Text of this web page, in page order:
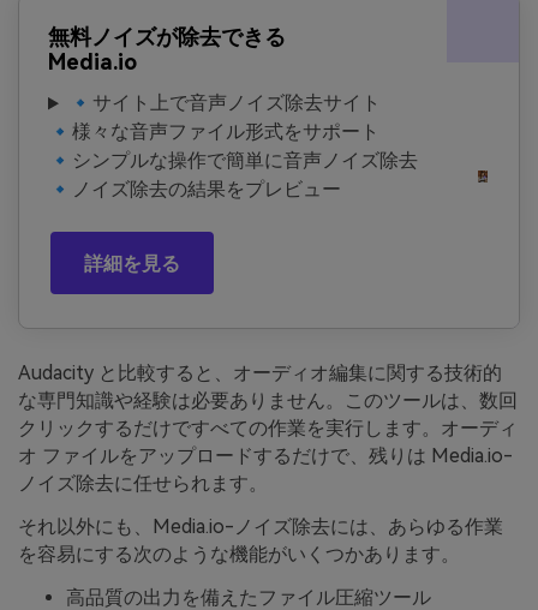
無料ノイズが除去できる
Media.io
🔹サイト上で音声ノイズ除去サイト
🔹様々な音声ファイル形式をサポート
🔹シンプルな操作で簡単に音声ノイズ除去
🔹ノイズ除去の結果をプレビュー
詳細を見る
Audacity と比較すると、オーディオ編集に関する技術的
な専門知識や経験は必要ありません。このツールは、数回
クリックするだけですべての作業を実行します。オーディ
オ ファイルをアップロードするだけで、残りは Media.io-
ノイズ除去に任せられます。
それ以外にも、Media.io-ノイズ除去には、あらゆる作業
を容易にする次のような機能がいくつかあります。
高品質の出力を備えたファイル圧縮ツール